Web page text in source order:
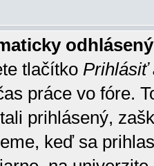
tlačítko Prihlásiť
práce vo fóre.
prihlásený,
keď sa